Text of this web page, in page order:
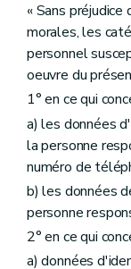
« Sans
morales, les
personnel
oeuvre du
1° en ce qui
a) les données
la personne
numéro de
b) les données
personne
2° en ce qui
a) données